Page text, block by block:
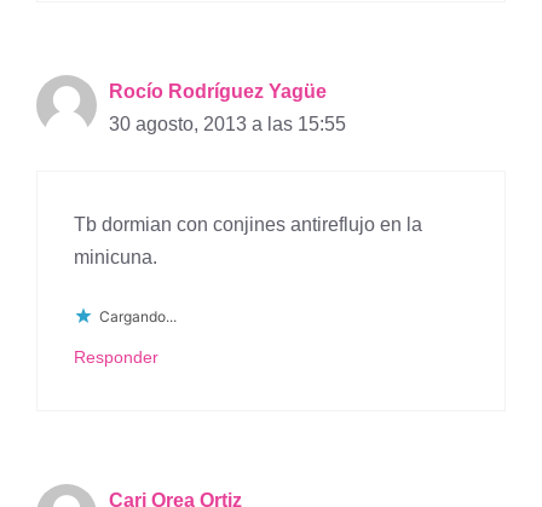
Rocío Rodríguez Yagüe
30 agosto, 2013 a las 15:55
Tb dormian con conjines antireflujo en la
minicuna.
Cargando...
Responder
Cari Orea Ortiz